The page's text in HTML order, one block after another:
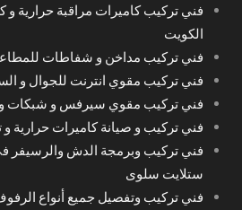
فني تركيب كاميرات مراقبة حرارية و
الكويت
فني تركيب مداخن و شفاطات
فني تركيب مقوي انترنت للجوال و
فني تركيب مقوي سيرفس و شبكات
فني تركيب و صيانة كاميرات حرارية
فني تركيب وبرمجة الدش
ستلايت سلوى
فني تركيب وتفصيل جميع أنواع